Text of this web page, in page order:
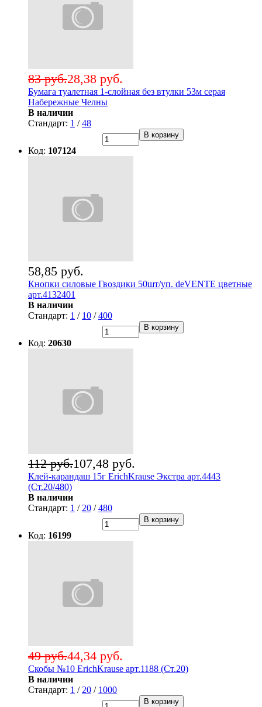
28,38 руб.
83 руб.
Бумага туалетная 1-слойная без втулки 53м серая
Набережные Челны
В наличии
Стандарт: 1 /48
В корзину
Код: 107124
58,85 руб.
Кнопки силовые Гвоздики 50шт/уп. deVENTE цветные
арт.4132401
В наличии
Стандарт: 1 / 10 /400
В корзину
Код: 20630
107,48 руб.
112 руб.
Клей-карандаш 15г ErichKrause Экстра арт.4443
(Ст.20/480)
В наличии
Стандарт: 1 / 20 /480
В корзину
Код: 16199
44,34 руб.
49 руб.
Скобы №10 ErichKrause арт.1188 (Ст.20)
В наличии
Стандарт: 1 / 20 / 1000
В корзину